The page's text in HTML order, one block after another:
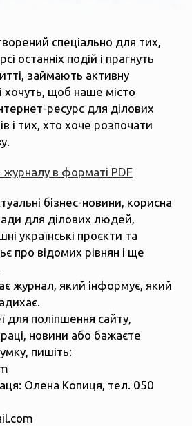
спеціально для тих,
останніх подій і прагнуть
займають активну
хочуть, щоб наше місто
ресурс для ділових
і тих, хто хоче розпочати
журналу в форматі PDF
бізнес-новини, корисна
для ділових людей,
українські проєкти та
про відомих рівнян і ще
журнал, який інформує, який
для поліпшення сайту,
новини або бажаєте
пишіть:
Олена Копиця, тел. 050